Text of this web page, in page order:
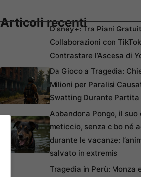
Articoli recenti
Disney+: Tra Piani
Collaborazioni con
Contrastare l’Ascesa di
Da Gioco a Tragedia:
Milioni per Paralisi
Swatting Durante Partita
Abbandona Pongo, il suo
meticcio, senza cibo né
durante le vacanze:
salvato in extremis
Tragedia in Perù: Monza e